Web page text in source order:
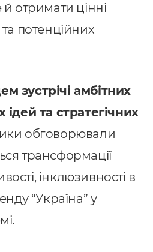
й отримати цінні
та потенційних
зустрічі амбітних
ідей та стратегічних
обговорювали
трансформації
інклюзивності в
“Україна” у